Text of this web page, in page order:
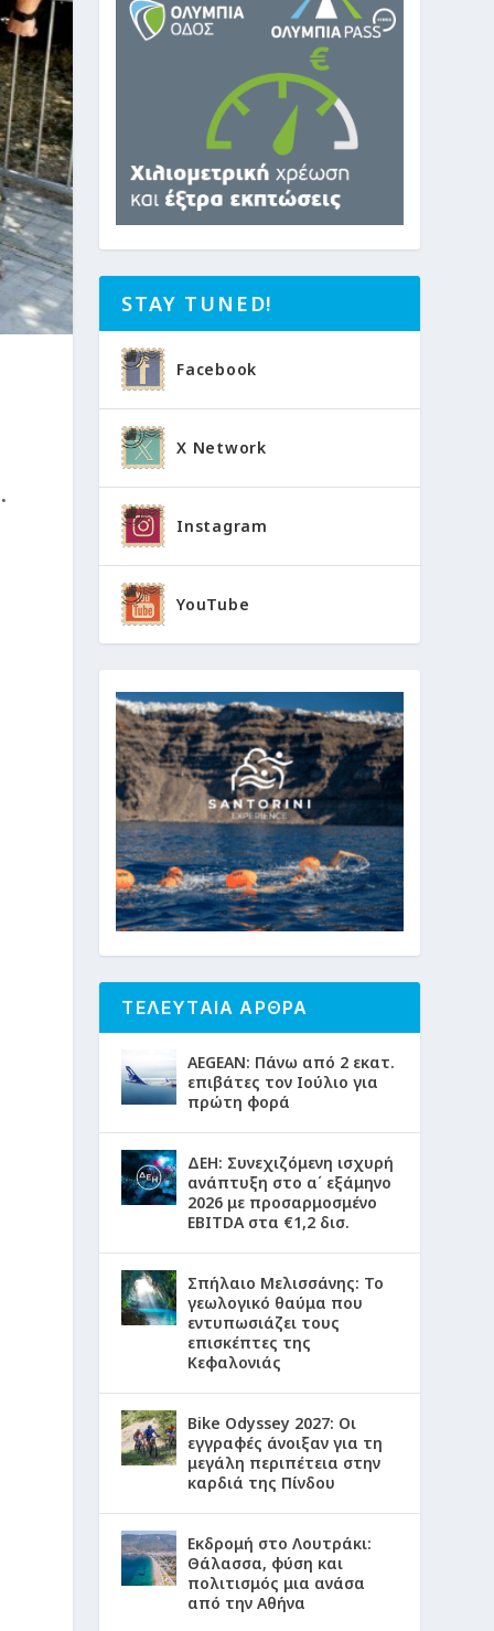
STAY TUNED!
Facebook
X Network
Instagram
YouTube
ΤΕΛΕΥΤΑΙΑ ΑΡΘΡΑ
AEGEAN: Πάνω από 2 εκατ.
επιβάτες τον Ιούλιο για
πρώτη φορά
ΔΕΗ: Συνεχιζόμενη ισχυρή
ανάπτυξη στο α΄ εξάμηνο
2026 με προσαρμοσμένο
EBITDA στα €1,2 δισ.
Σπήλαιο Μελισσάνης: Το
γεωλογικό θαύμα που
εντυπωσιάζει τους
επισκέπτες της
Κεφαλονιάς
Bike Odyssey 2027: Οι
εγγραφές άνοιξαν για τη
μεγάλη περιπέτεια στην
καρδιά της Πίνδου
Εκδρομή στο Λουτράκι:
Θάλασσα, φύση και
πολιτισμός μια ανάσα
από την Αθήνα